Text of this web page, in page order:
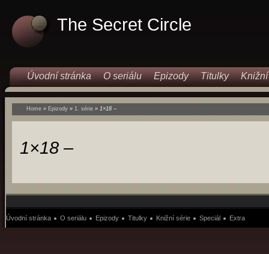
The Secret Circle
Úvodní stránka O seriálu Epizody Titulky
Home » Epizody » 1. série » 1×18 –
1×18 –
Úvodní stránka O seriálu Epizody Titulky Knižní série Speciál Extra